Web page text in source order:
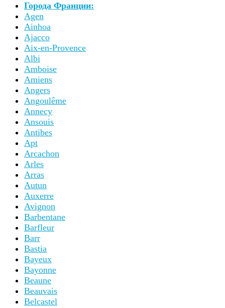
Города Франции:
Agen
Ainhoa
Ajacco
Aix-en-Provence
Albi
Amboise
Amiens
Angers
Angoulême
Annecy
Ansouis
Antibes
Apt
Arcachon
Arles
Arras
Autun
Auxerre
Avignon
Barbentane
Barfleur
Barr
Bastia
Bayeux
Bayonne
Beaune
Beauvais
Belcastel